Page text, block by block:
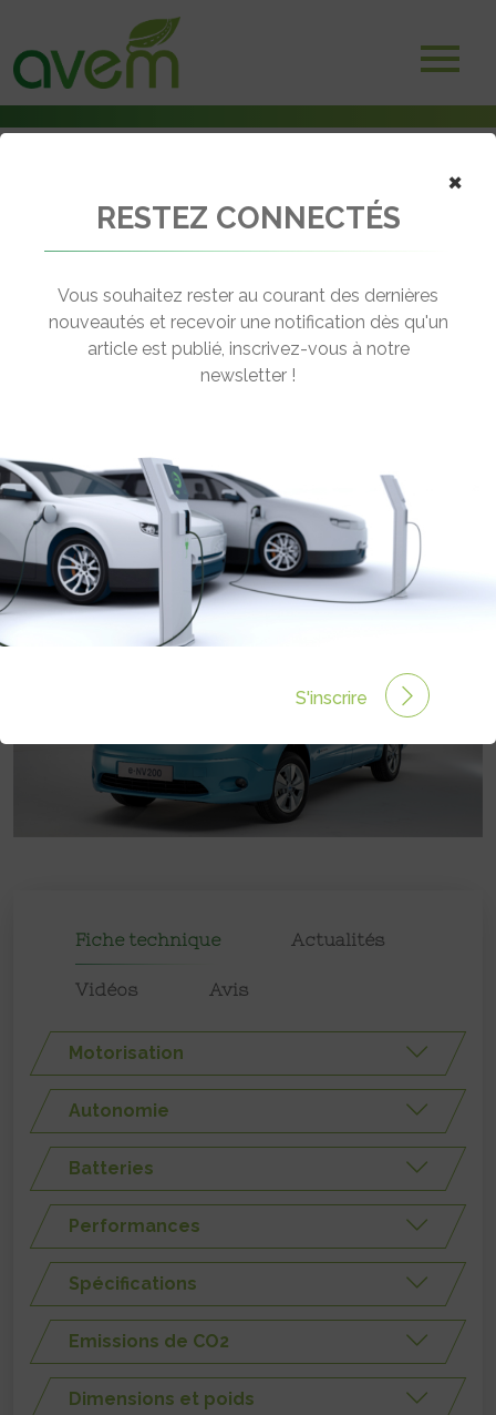
Voitures électriques
NISSAN E-NV200 EVALIA
[wppr_avg_rating id="41298"]
Autonomie :200 km
Prix :41900€
Fiche technique Actualités
Vidéos Avis
Motorisation
Autonomie
Batteries
Performances
Spécifications
Emissions de CO2
Dimensions et poids
×
RESTEZ CONNECTÉS
Vous souhaitez rester au courant des dernières
nouveautés et recevoir une notification dès qu'un
article est publié, inscrivez-vous à notre
newsletter !
S'inscrire